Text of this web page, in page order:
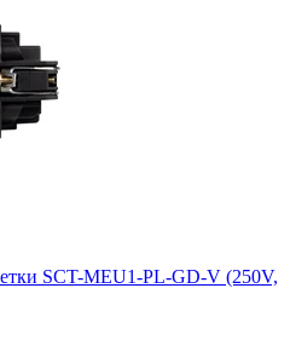
SCT-MEU1-PL-GD-V (250V,